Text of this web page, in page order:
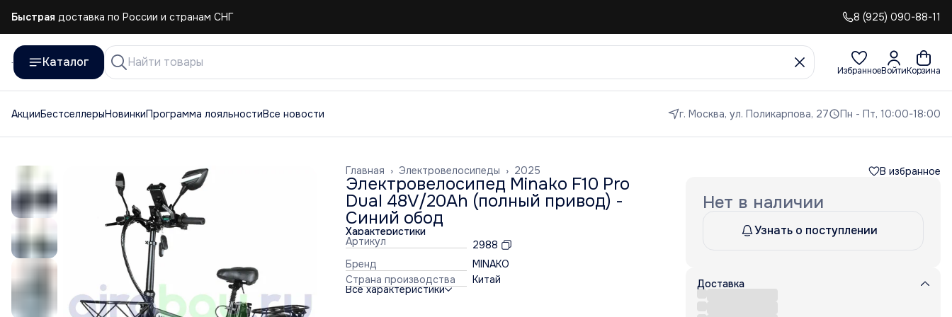
Быстрая доставка по России и странам СНГ
Быстрая доставка по России и странам СНГ
8 (925) 090-88-11
Каталог
ИзбранноеВойтиКорзина
АкцииБестселлерыНовинкиПрограмма лояльностиВсе новости г. Москва, ул. Поликарпова, 27 Пн - Пт, 10:00-18:00
2025
Электровелосипеды ›
Главная ›
Электровелосипед Minako F10 Pro
Dual 48V/20Ah (полный привод) -
Синий обод
Характеристики
Артикул
2988
Бренд
MINAKO
Страна производства
Китай
Все характеристики
В избранное
Нет в наличии
Узнать о поступлении
Доставка